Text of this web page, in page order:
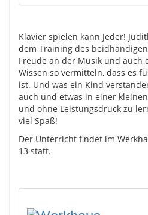
Klavier spielen kann Jeder!
dem Training des
Freude an der Musik und auch
Wissen so vermitteln, dass es
ist. Und was ein Kind
auch und etwas in einer
und ohne Leistungsdruck zu
viel Spaß!
Der Unterricht findet im
13 statt.